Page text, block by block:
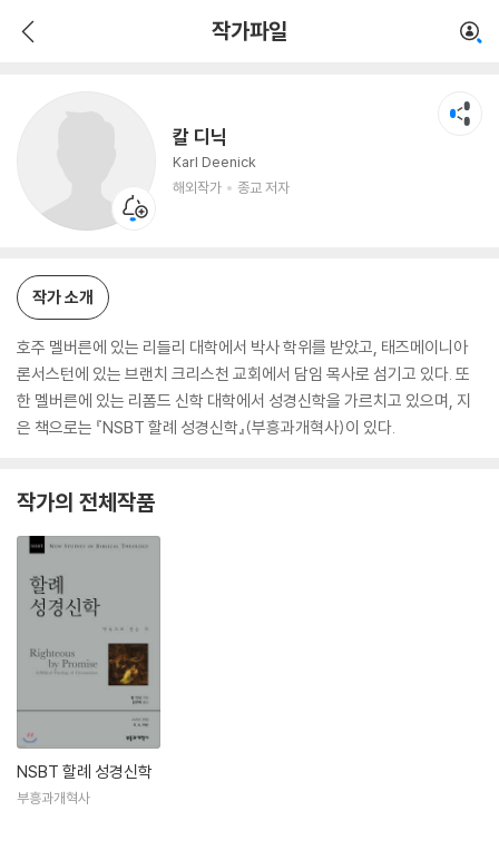
작가파일
칼 디닉
Karl Deenick
해외작가
종교 저자
작가 소개
호주 멜버른에 있는 리들리 대학에서 박사 학위를 받았고, 태즈메이니아
론서스턴에 있는 브랜치 크리스천 교회에서 담임 목사로 섬기고 있다. 또
한 멜버른에 있는 리폼드 신학 대학에서 성경신학을 가르치고 있으며, 지
은 책으로는 『NSBT 할례 성경신학』(부흥과개혁사)이 있다.
작가의 전체작품
NSBT 할례 성경신학
부흥과개혁사